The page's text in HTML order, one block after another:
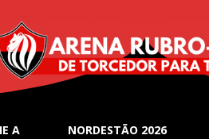
A NORDESTÃO 2026